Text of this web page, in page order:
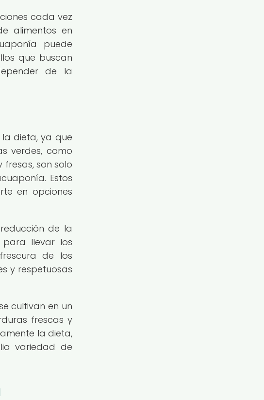
cada vez
alimentos en
puede
que buscan
de la
dieta, ya que
verdes, como
son solo
Estos
en opciones
de la
llevar los
de los
y respetuosas
cultivan en un
frescas y
la dieta,
variedad de